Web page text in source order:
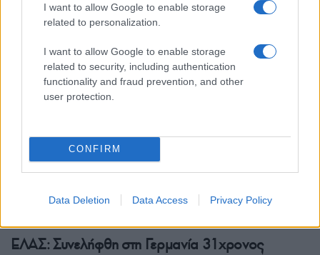
I want to allow Google to enable storage
related to personalization.
I want to allow Google to enable storage
related to security, including authentication
functionality and fraud prevention, and other
user protection.
CONFIRM
Data Deletion Data Access Privacy Policy
κατηγορούμενοι
7/08/2026 - 11:25πμ
ΕΛΑΣ: Συνελήφθη στη Γερμανία 31χρονος